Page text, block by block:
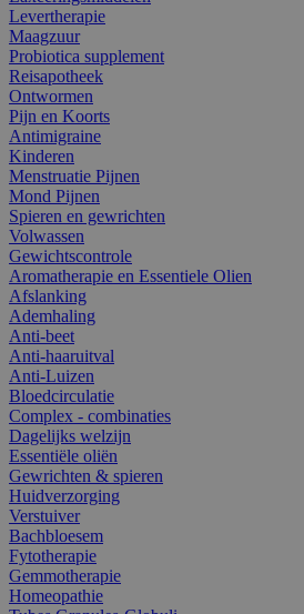
Levertherapie
Maagzuur
Probiotica supplement
Reisapotheek
Ontwormen
Pijn en Koorts
Antimigraine
Kinderen
Menstruatie Pijnen
Mond Pijnen
Spieren en gewrichten
Volwassen
Gewichtscontrole
Aromatherapie en Essentiele Olien
Afslanking
Ademhaling
Anti-beet
Anti-haaruitval
Anti-Luizen
Bloedcirculatie
Complex - combinaties
Dagelijks welzijn
Essentiële oliën
Gewrichten & spieren
Huidverzorging
Verstuiver
Bachbloesem
Fytotherapie
Gemmotherapie
Homeopathie